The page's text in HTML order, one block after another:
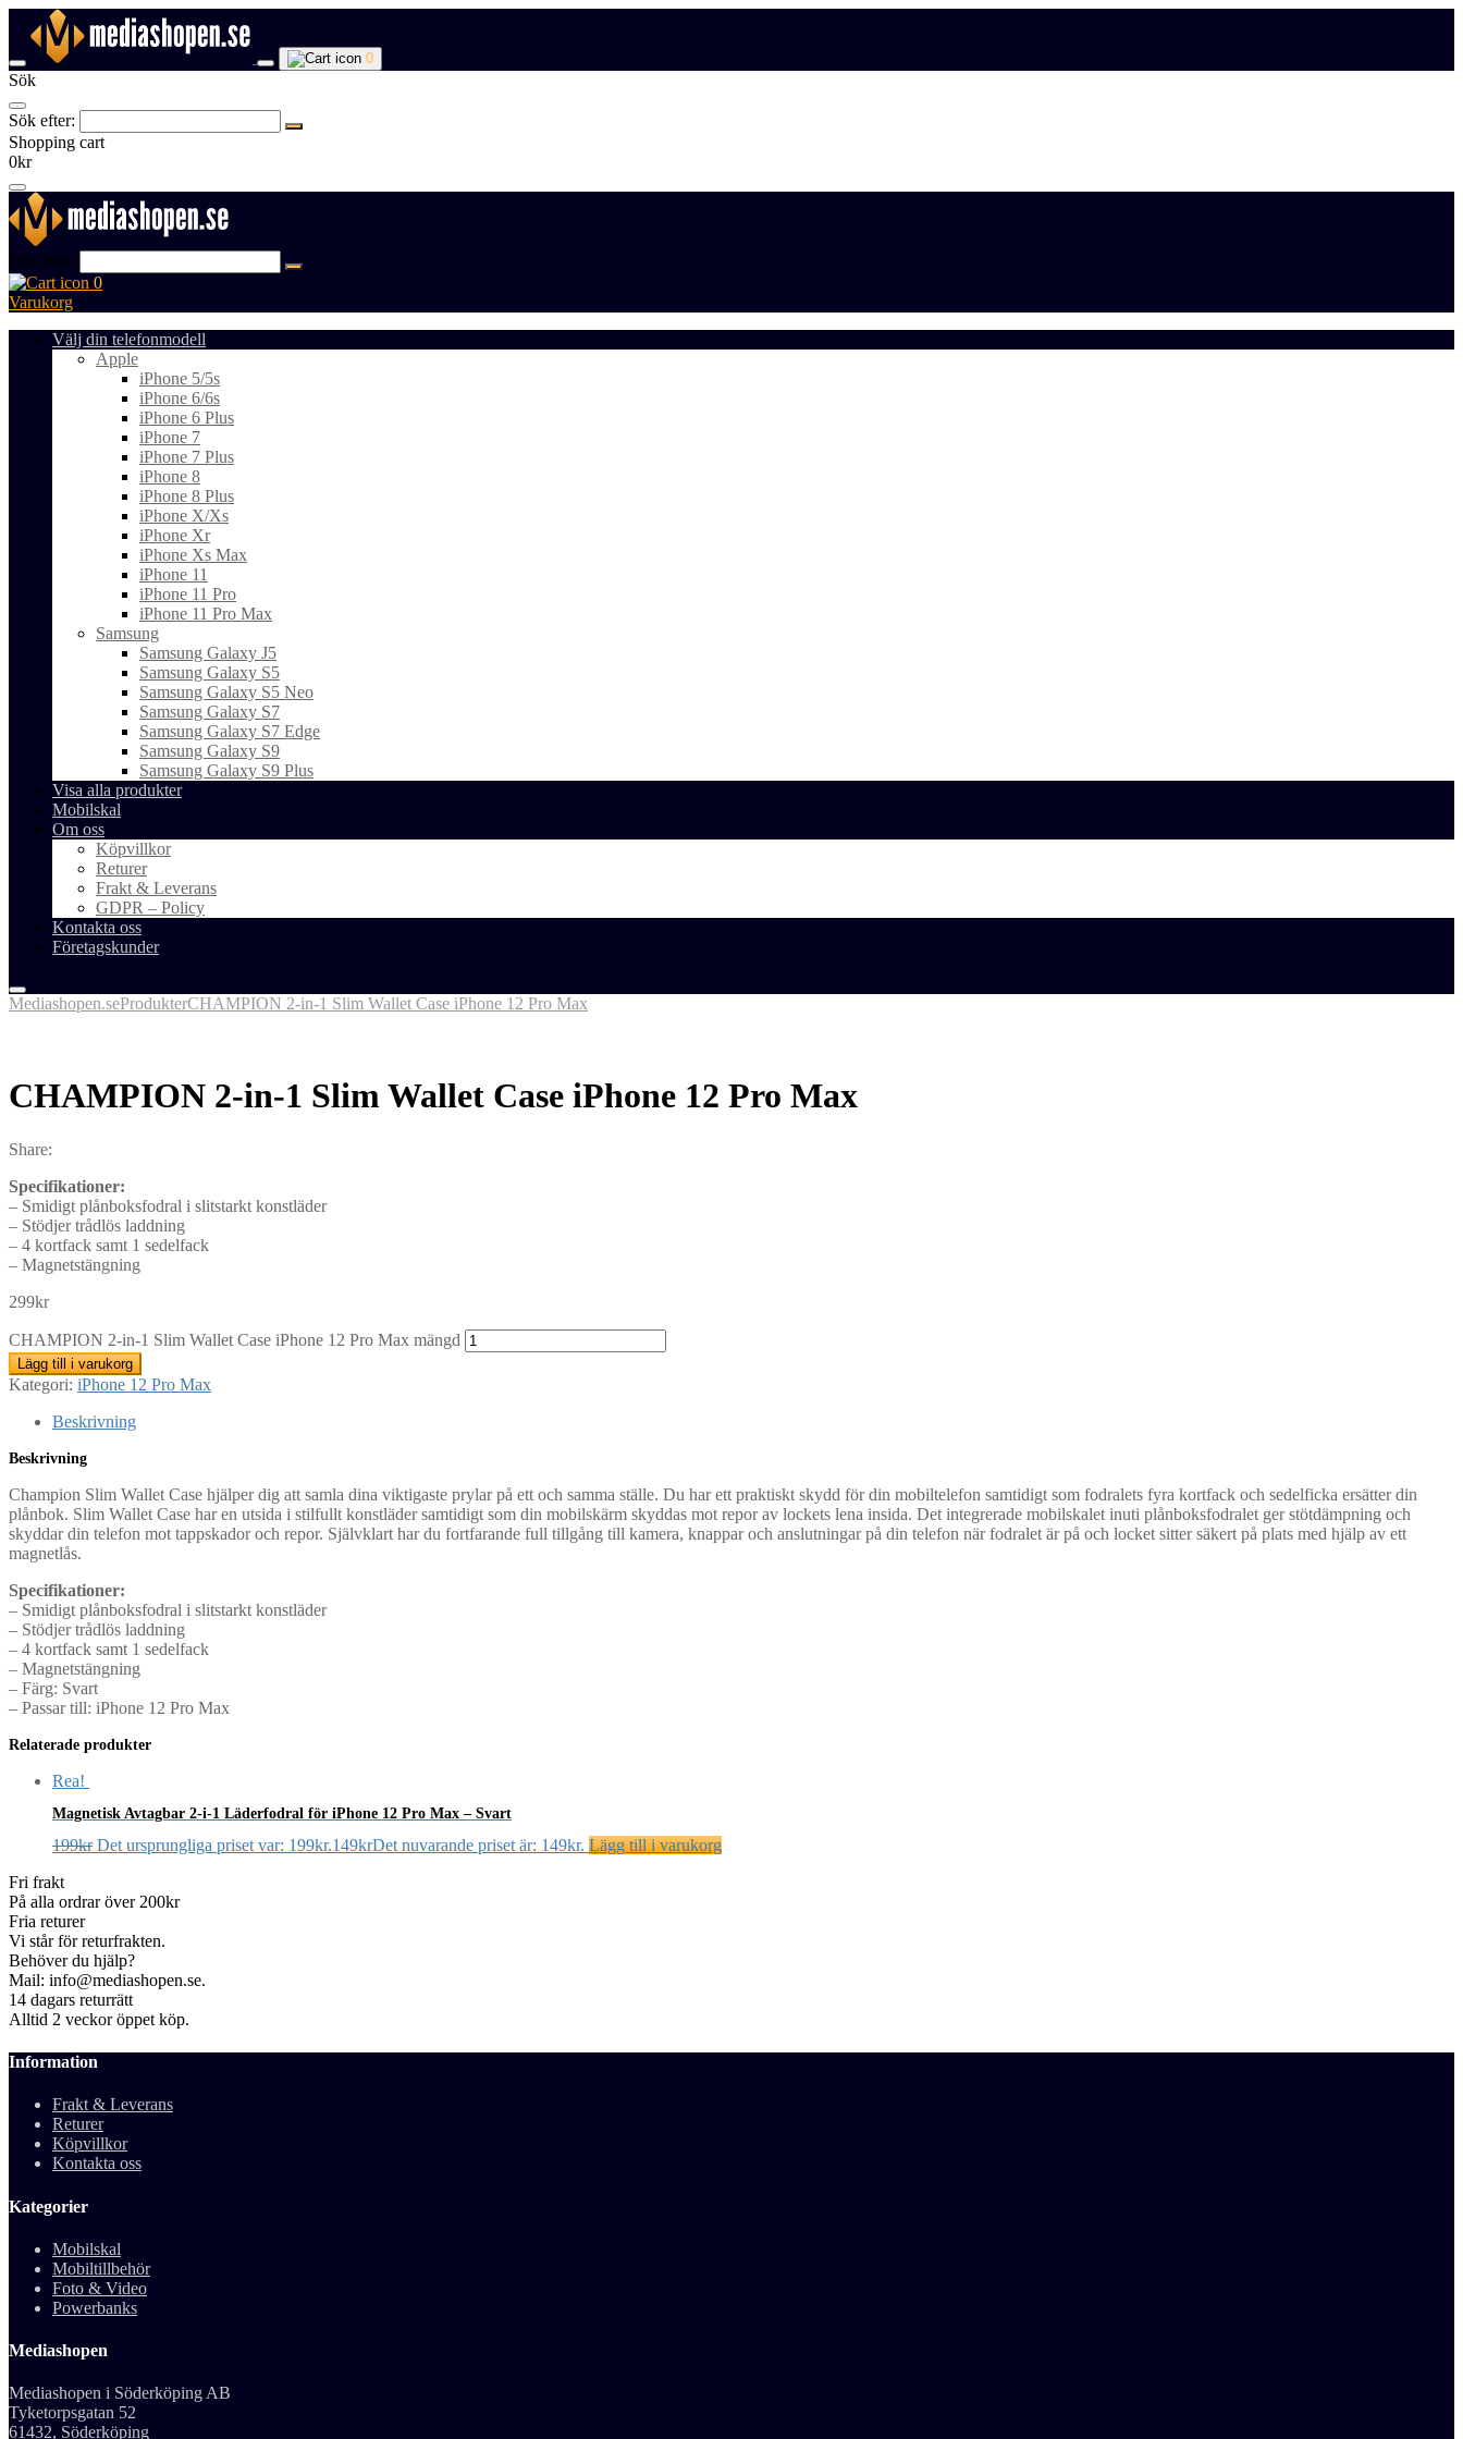
0
Sök
Sök efter:
Shopping cart
0kr
Sök efter:
0
Varukorg
Välj din telefonmodell
Apple
iPhone 5/5s
iPhone 6/6s
iPhone 6 Plus
iPhone 7
iPhone 7 Plus
iPhone 8
iPhone 8 Plus
iPhone X/Xs
iPhone Xr
iPhone Xs Max
iPhone 11
iPhone 11 Pro
iPhone 11 Pro Max
Samsung
Samsung Galaxy J5
Samsung Galaxy S5
Samsung Galaxy S5 Neo
Samsung Galaxy S7
Samsung Galaxy S7 Edge
Samsung Galaxy S9
Samsung Galaxy S9 Plus
Visa alla produkter
Mobilskal
Om oss
Köpvillkor
Returer
Frakt & Leverans
GDPR – Policy
Kontakta oss
Företagskunder
Mediashopen.seProdukterCHAMPION 2-in-1 Slim Wallet Case iPhone 12 Pro Max
CHAMPION 2-in-1 Slim Wallet Case iPhone 12 Pro Max
Share:
Specifikationer:
– Smidigt plånboksfodral i slitstarkt konstläder
– Stödjer trådlös laddning
– 4 kortfack samt 1 sedelfack
– Magnetstängning
299kr
CHAMPION 2-in-1 Slim Wallet Case iPhone 12 Pro Max mängd
Lägg till i varukorg
Kategori: iPhone 12 Pro Max
Beskrivning
Beskrivning
Champion Slim Wallet Case hjälper dig att samla dina viktigaste prylar på ett och samma ställe. Du har ett praktiskt skydd för din mobiltelefon samtidigt som fodralets fyra kortfack och sedelficka ersätter din
plånbok. Slim Wallet Case har en utsida i stilfullt konstläder samtidigt som din mobilskärm skyddas mot repor av lockets lena insida. Det integrerade mobilskalet inuti plånboksfodralet ger stötdämpning och
skyddar din telefon mot tappskador och repor. Självklart har du fortfarande full tillgång till kamera, knappar och anslutningar på din telefon när fodralet är på och locket sitter säkert på plats med hjälp av ett
magnetlås.
Specifikationer:
– Smidigt plånboksfodral i slitstarkt konstläder
– Stödjer trådlös laddning
– 4 kortfack samt 1 sedelfack
– Magnetstängning
– Färg: Svart
– Passar till: iPhone 12 Pro Max
Relaterade produkter
Rea!
Magnetisk Avtagbar 2-i-1 Läderfodral för iPhone 12 Pro Max – Svart
199kr Det ursprungliga priset var: 199kr.149krDet nuvarande priset är: 149kr. Lägg till i varukorg
Fri frakt
På alla ordrar över 200kr
Fria returer
Vi står för returfrakten.
Behöver du hjälp?
Mail: info@mediashopen.se.
14 dagars returrätt
Alltid 2 veckor öppet köp.
Information
Frakt & Leverans
Returer
Köpvillkor
Kontakta oss
Kategorier
Mobilskal
Mobiltillbehör
Foto & Video
Powerbanks
Mediashopen
Mediashopen i Söderköping AB
Tyketorpsgatan 52
61432, Söderköping